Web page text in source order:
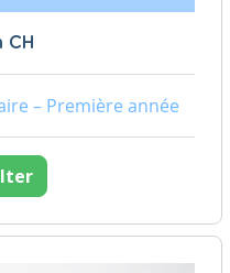
CH
– Première année